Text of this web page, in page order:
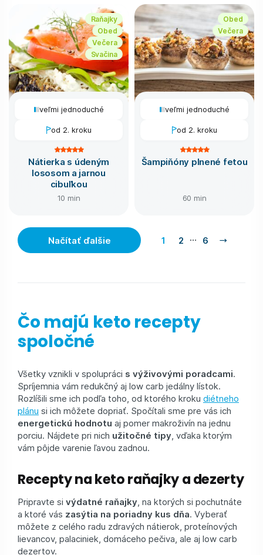
Raňajky
Obed
Večera
Svačina
veľmi jednoduché
od 2. kroku
Nátierka s údeným
lososom a jarnou
cibuľkou
10 min
Obed
Večera
veľmi jednoduché
od 2. kroku
Šampiňóny plnené fetou
60 min
Načítať ďalšie 1 2 … 6
Čo majú keto recepty
spoločné
Všetky vznikli v spolupráci s výživovými poradcami.
Spríjemnia vám redukčný aj low carb jedálny lístok.
Rozlíšili sme ich podľa toho, od ktorého kroku diétneho
plánu si ich môžete dopriať. Spočítali sme pre vás ich
energetickú hodnotu aj pomer makroživín na jednu
porciu. Nájdete pri nich užitočné tipy, vďaka ktorým
vám pôjde varenie ľavou zadnou.
Recepty na keto raňajky a dezerty
Pripravte si výdatné raňajky , na ktorých si pochutnáte
a ktoré vás zasýtia na poriadny kus dňa. Vyberať
môžete z celého radu zdravých nátierok, proteínových
lievancov, palaciniek, domáceho pečiva, ale aj low carb
dezertov.